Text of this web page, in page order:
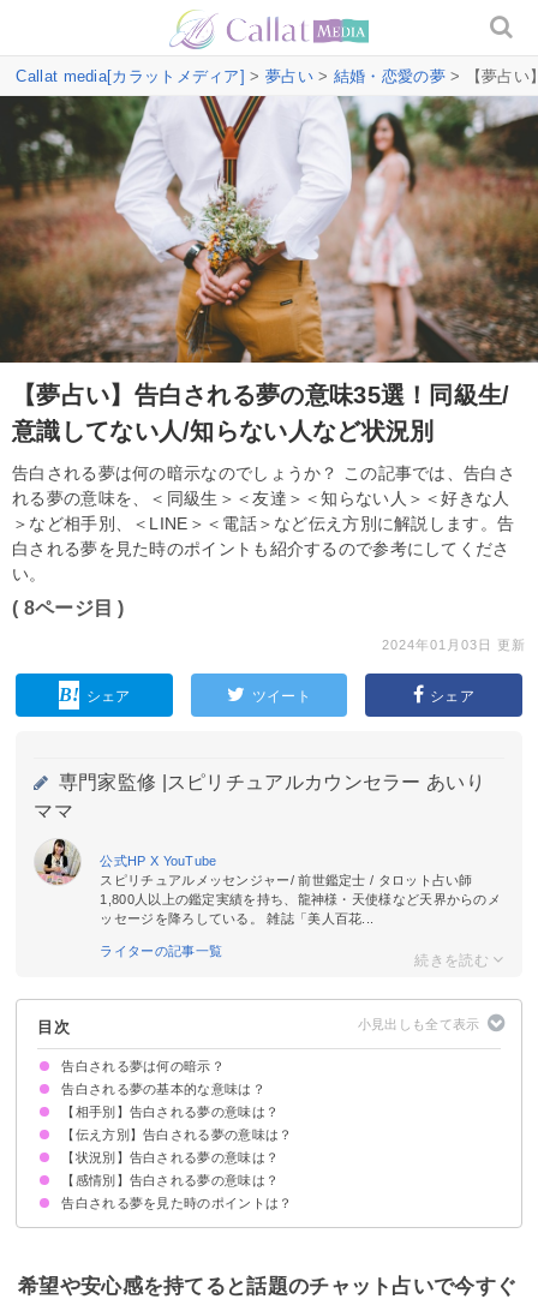
Callat media[カラットメディア] > 夢占い> 結婚・恋愛の夢> 【夢占い
【夢占い】告白される夢の意味35選！同級生/
意識してない人/知らない人など状況別
告白される夢は何の暗示なのでしょうか？ この記事では、告白さ
れる夢の意味を、＜同級生＞＜友達＞＜知らない人＞＜好きな人
＞など相手別、＜LINE＞＜電話＞など伝え方別に解説します。告
白される夢を見た時のポイントも紹介するので参考にしてくださ
い。
( 8ページ目 )
2024年01月03日 更新
シェア ツイート シェア
専門家監修 |
スピリチュアルカウンセラー あいり
ママ
公式HP X YouTube
スピリチュアルメッセンジャー/ 前世鑑定士 / タロット占い師
1,800人以上の鑑定実績を持ち、龍神様・天使様など天界からのメ
ッセージを降ろしている。 雑誌「美人百花...
ライターの記事一覧
目次
告白される夢は何の暗示？
告白される夢の基本的な意味は？
①承認欲求の高まり
②寂しさの暗示
状況によって意味が決まる
【相手別】告白される夢の意味は？
好きな人に告白される夢【吉夢】
同級生に告白される夢【吉夢】
意識していない人に告白される夢【吉夢】
知らない人に告白される夢【吉夢】
知り合いに告白される夢【吉夢】
同性に告白される夢【吉夢】
友達に告白される夢【吉夢】
芸能人に告白される夢【吉夢】
上司に告白される夢【吉夢】
同僚に告白される夢【吉夢】
先生に告白される夢【吉夢】
初恋の人に告白される夢【警告夢】
昔好きだった人に告白される夢【吉夢】
嫌いな人に告白される夢【吉夢】
元彼に告白される夢【警告夢】
後輩に告白される夢【吉夢】
イケメンに告白される夢【吉夢】
気になる人に告白される夢【吉夢】
彼氏に告白される夢【警告夢】
【伝え方別】告白される夢の意味は？
LINE・メールで告白される夢【吉夢】
電話で告白される夢【吉夢】
手紙で告白される夢【逆夢】
直接告白される夢【吉夢】
【状況別】告白される夢の意味は？
複数人に告白される夢【吉夢】
彼氏がいるのに告白される夢【吉夢】
既婚者なのに告白される夢【警告夢】
告白されて付き合う夢【吉夢】
告白されて断る夢【吉夢・警告夢】
リアルな告白をされる夢【警告夢】
告白されて迷う夢【警告夢】
何度も告白される夢【吉夢・警告夢】
【感情別】告白される夢の意味は？
告白されて嬉しい夢【吉夢】
告白されて嬉しくない夢【警告夢】
告白されて泣く夢【逆夢】
告白されて怖い夢【警告夢】
告白される夢を見た時のポイントは？
積極的に交友関係を広げる
吉夢なら話さず警告夢や凶夢は人に話す
希望や安心感を持てると話題のチャット占いで今すぐ